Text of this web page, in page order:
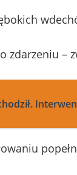
zdarzeniu –